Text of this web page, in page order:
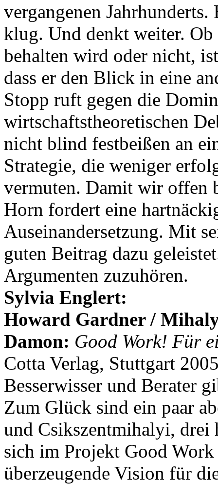
vergangenen
klug. Und denkt weiter.
behalten wird oder nicht,
dass er den Blick in eine
Stopp ruft gegen die
wirtschaftstheoretischen
nicht blind festbeißen an
Strategie, die weniger
vermuten. Damit wir offen
Horn fordert eine
Auseinandersetzung. Mit
guten Beitrag dazu
Argumenten zuzuhören.
Sylvia Englert:
Howard Gardner /
Damon: Good Work! Für
Cotta Verlag, Stuttgart
Besserwisser und Berater
Zum Glück sind ein paar
und Csikszentmihalyi, drei
sich im Projekt Good Work
überzeugende Vision für